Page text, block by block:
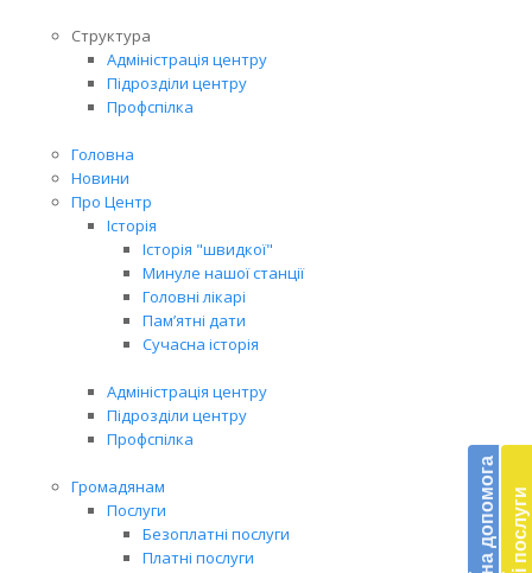
Структура
Адміністрація центру
Підрозділи центру
Профспілка
Головна
Новини
Про Центр
Історія
Історія "швидкої"
Минуле нашої станції
Головні лікарі
Пам’ятні дати
Сучасна історія
Адміністрація центру
Підрозділи центру
Профспілка
Громадянам
Послуги
Безоплатні послуги
Платні послуги